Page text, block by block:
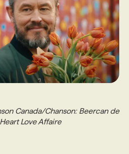
Canada/Chanson: Beercan de
Love Affaire